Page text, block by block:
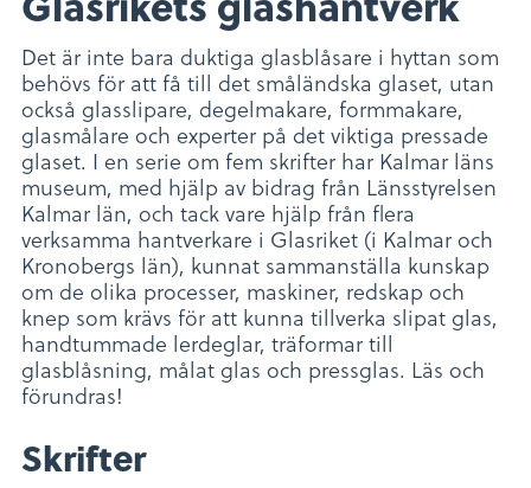
Det är inte bara duktiga glasblåsare i hyttan som
behövs för att få till det småländska glaset, utan
också glasslipare, degelmakare, formmakare,
glasmålare och experter på det viktiga pressade
glaset. I en serie om fem skrifter har Kalmar läns
museum, med hjälp av bidrag från Länsstyrelsen
Kalmar län, och tack vare hjälp från flera
verksamma hantverkare i Glasriket (i Kalmar och
Kronobergs län), kunnat sammanställa kunskap
om de olika processer, maskiner, redskap och
knep som krävs för att kunna tillverka slipat glas,
handtummade lerdeglar, träformar till
glasblåsning, målat glas och pressglas. Läs och
förundras!
Skrifter